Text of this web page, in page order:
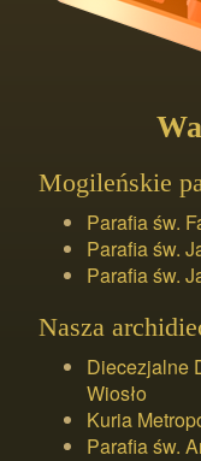
Mogileńskie
Parafia św.
Parafia św.
Parafia św.
Nasza
Diecezjalne
Wiosło
Kuria
Parafia św.